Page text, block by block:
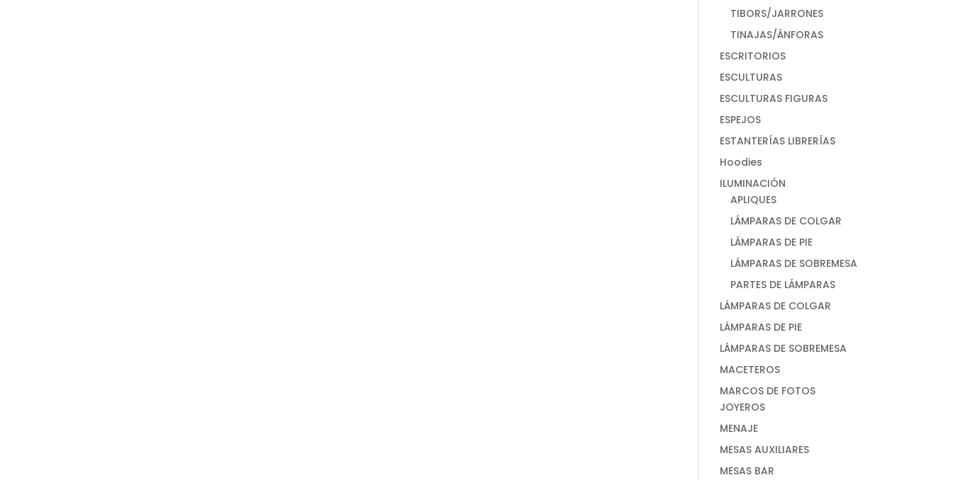
TIBORS/JARRONES
TINAJAS/ÁNFORAS
ESCRITORIOS
ESCULTURAS
ESCULTURAS FIGURAS
ESPEJOS
ESTANTERÍAS LIBRERÍAS
Hoodies
ILUMINACIÓN
APLIQUES
LÁMPARAS DE COLGAR
LÁMPARAS DE PIE
LÁMPARAS DE SOBREMESA
PARTES DE LÁMPARAS
LÁMPARAS DE COLGAR
LÁMPARAS DE PIE
LÁMPARAS DE SOBREMESA
MACETEROS
MARCOS DE FOTOS
JOYEROS
MENAJE
MESAS AUXILIARES
MESAS BAR